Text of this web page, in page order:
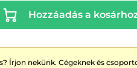
Hozzáadás a
Írjon nekünk. Cégeknek és